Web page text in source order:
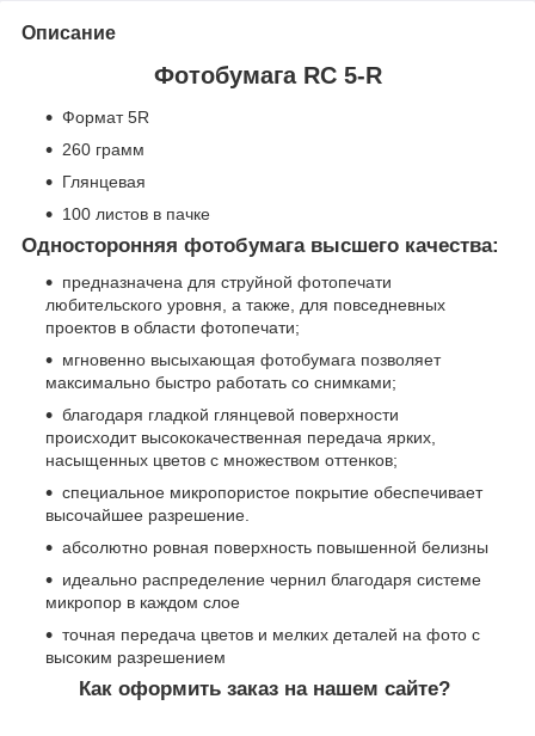
Описание
Фотобумага RC 5-R
Формат 5R
260 грамм
Глянцевая
100 листов в пачке
Односторонняя фотобумага высшего качества:
предназначена для струйной фотопечати
любительского уровня, а также, для повседневных
проектов в области фотопечати;
мгновенно высыхающая фотобумага позволяет
максимально быстро работать со снимками;
благодаря гладкой глянцевой поверхности
происходит высококачественная передача ярких,
насыщенных цветов с множеством оттенков;
специальное микропористое покрытие обеспечивает
высочайшее разрешение.
абсолютно ровная поверхность повышенной белизны
идеально распределение чернил благодаря системе
микропор в каждом слое
точная передача цветов и мелких деталей на фото с
высоким разрешением
Как оформить заказ на нашем сайте?